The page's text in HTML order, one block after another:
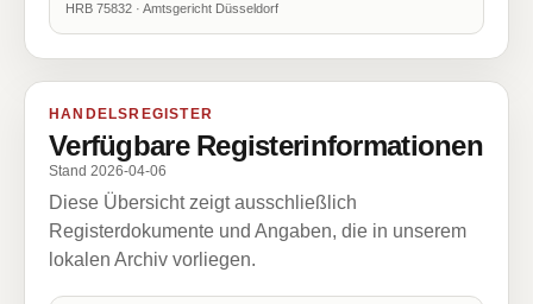
HRB 75832 · Amtsgericht Düsseldorf
HANDELSREGISTER
Verfügbare Registerinformationen
Stand 2026-04-06
Diese Übersicht zeigt ausschließlich
Registerdokumente und Angaben, die in unserem
lokalen Archiv vorliegen.